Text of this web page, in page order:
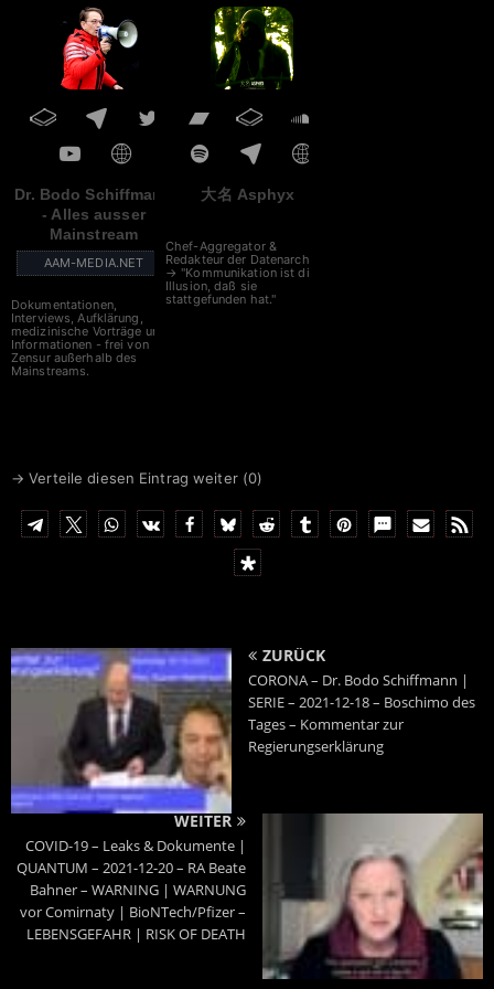
Dr. Bodo Schiffmann
- Alles ausser
Mainstream
AAM-MEDIA.NET
Dokumentationen,
Interviews, Aufklärung,
medizinische Vorträge und
Informationen - frei von
Zensur außerhalb des
Mainstreams.
大名 Asphyx
Chef-Aggregator &
Redakteur der Datenarche
→ "Kommunikation ist die
Illusion, daß sie
stattgefunden hat."
→ Verteile diesen Eintrag weiter (0)
ZURÜCK
CORONA – Dr. Bodo Schiffmann |
SERIE – 2021-12-18 – Boschimo des
Tages – Kommentar zur
Regierungserklärung
WEITER
COVID-19 – Leaks & Dokumente |
QUANTUM – 2021-12-20 – RA Beate
Bahner – WARNING | WARNUNG
vor Comirnaty | BioNTech/Pfizer –
LEBENSGEFAHR | RISK OF DEATH